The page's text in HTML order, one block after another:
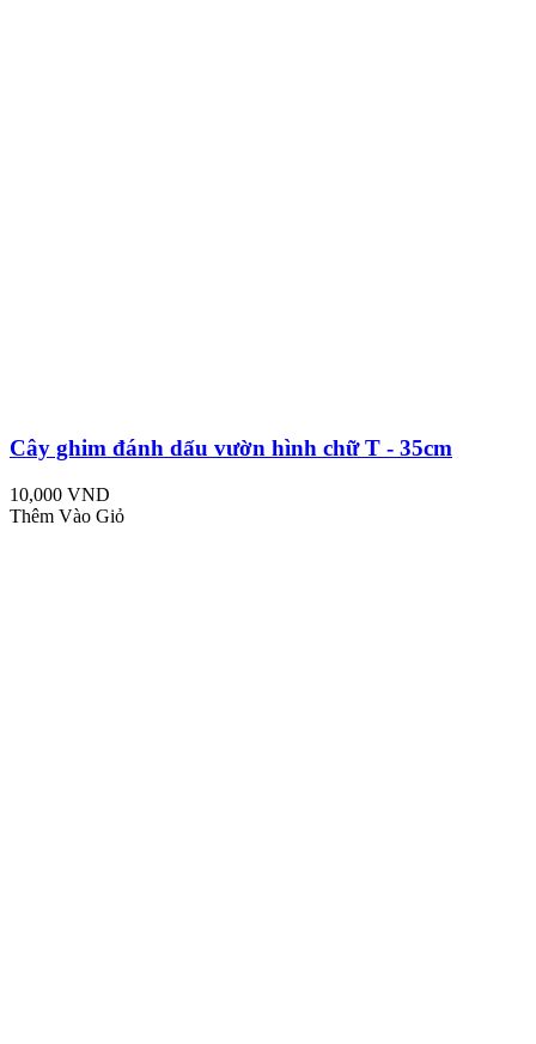
Cây ghim đánh dấu vườn hình chữ T - 35cm
10,000 VND
Thêm Vào Giỏ